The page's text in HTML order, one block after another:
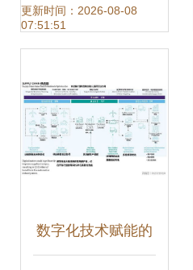
戏推荐服务
更新时间：2026-08-08
07:51:51
数字化技术赋能的